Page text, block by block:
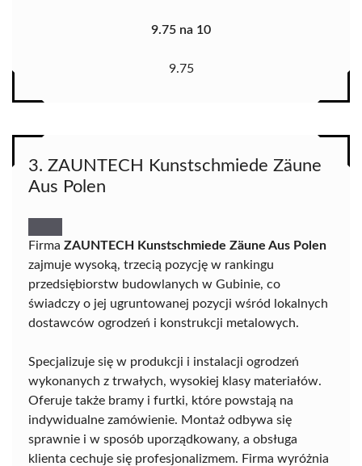
9.75 na 10
9.75
3. ZAUNTECH Kunstschmiede Zäune
Aus Polen
Firma ZAUNTECH Kunstschmiede Zäune Aus Polen
zajmuje wysoką, trzecią pozycję w rankingu
przedsiębiorstw budowlanych w Gubinie, co
świadczy o jej ugruntowanej pozycji wśród lokalnych
dostawców ogrodzeń i konstrukcji metalowych.
Specjalizuje się w produkcji i instalacji ogrodzeń
wykonanych z trwałych, wysokiej klasy materiałów.
Oferuje także bramy i furtki, które powstają na
indywidualne zamówienie. Montaż odbywa się
sprawnie i w sposób uporządkowany, a obsługa
klienta cechuje się profesjonalizmem. Firma wyróżnia